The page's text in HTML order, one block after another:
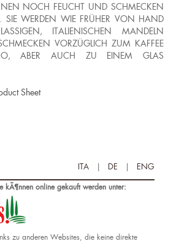
NOCH FEUCHT UND SCHMECKEN
SIE WERDEN WIE FRÜHER VON HAND
ITALIENISCHEN MANDELN
VORZÜGLICH ZUM KAFFEE
ABER AUCH ZU EINEM GLAS
Sheet
ITA | DE | ENG
kÃ¶nnen online gekauft werden unter:
zu anderen Websites, die keine direkte